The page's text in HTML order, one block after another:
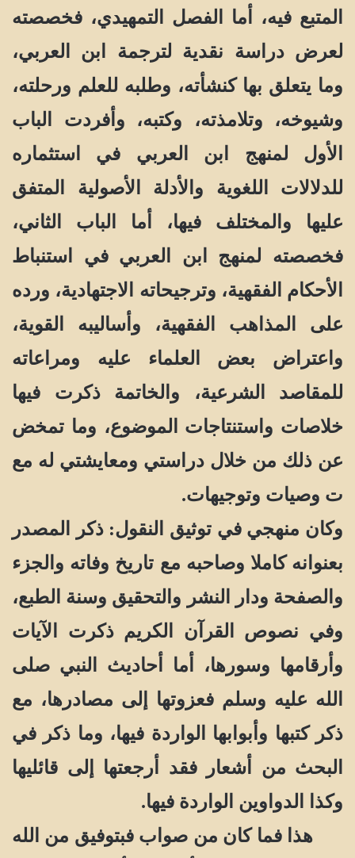
المتبع فيه، أما الفصل التمهيدي، فخصصته
لعرض دراسة نقدية لترجمة ابن العربي،
وما يتعلق بها كنشأته، وطلبه للعلم ورحلته،
وشيوخه، وتلامذته، وكتبه، وأفردت الباب
الأول لمنهج ابن العربي في استثماره
للدلالات اللغوية والأدلة الأصولية المتفق
عليها والمختلف فيها، أما الباب الثاني،
فخصصته لمنهج ابن العربي في استنباط
الأحكام الفقهية، وترجيحاته الاجتهادية، ورده
على المذاهب الفقهية، وأساليبه القوية،
واعتراض بعض العلماء عليه ومراعاته
للمقاصد الشرعية، والخاتمة ذكرت فيها
خلاصات واستنتاجات الموضوع، وما تمخض
عن ذلك من خلال دراستي ومعايشتي له مع
ت وصيات وتوجيهات.
وكان منهجي في توثيق النقول: ذكر المصدر
بعنوانه كاملا وصاحبه مع تاريخ وفاته والجزء
والصفحة ودار النشر والتحقيق وسنة الطبع،
وفي نصوص القرآن الكريم ذكرت الآيات
وأرقامها وسورها، أما أحاديث النبي صلى
الله عليه وسلم فعزوتها إلى مصادرها، مع
ذكر كتبها وأبوابها الواردة فيها، وما ذكر في
البحث من أشعار فقد أرجعتها إلى قائليها
وكذا الدواوين الواردة فيها.
هذا فما كان من صواب فبتوفيق من الله